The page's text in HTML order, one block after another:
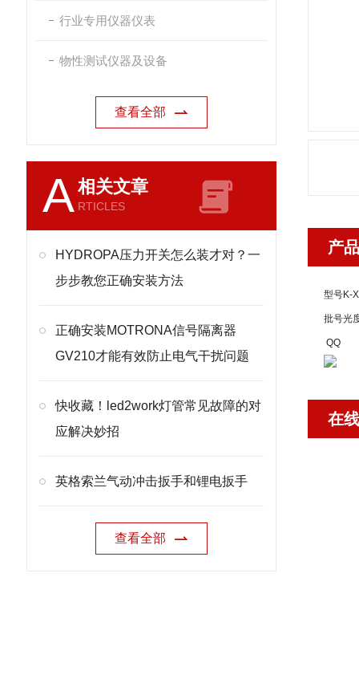
行业专用仪器仪表
物性测试仪器及设备
查看全部
A相关文章
RTICLES
HYDROPA压力开关怎么装才对？一
步步教您正确安装方法
正确安装MOTRONA信号隔离器
GV210才能有效防止电气干扰问题
快收藏！led2work灯管常见故障的对
应解决妙招
英格索兰气动冲击扳手和锂电扳手
查看全部
产
型号K-
批号光
QQ
在